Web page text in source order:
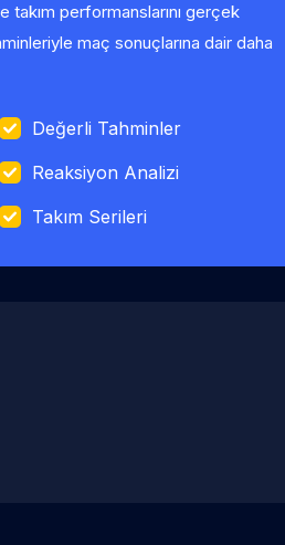
takım performanslarını gerçek
maç sonuçlarına dair daha
Değerli Tahminler
Reaksiyon Analizi
Takım Serileri